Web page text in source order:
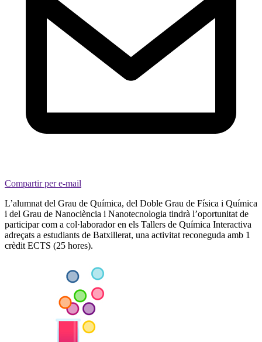
Compartir per e-mail
L’alumnat del Grau de Química, del Doble Grau de Física i Química
i del Grau de Nanociència i Nanotecnologia tindrà l’oportunitat de
participar com a col·laborador en els Tallers de Química Interactiva
adreçats a estudiants de Batxillerat, una activitat reconeguda amb 1
crèdit ECTS (25 hores).